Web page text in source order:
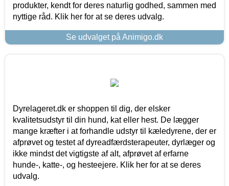
produkter, kendt for deres naturlig godhed, sammen med
nyttige råd. Klik her for at se deres udvalg.
Se udvalget på Animigo.dk
Dyrelageret.dk er shoppen til dig, der elsker
kvalitetsudstyr til din hund, kat eller hest. De lægger
mange kræfter i at forhandle udstyr til kæledyrene, der er
afprøvet og testet af dyreadfærdsterapeuter, dyrlæger og
ikke mindst det vigtigste af alt, afprøvet af erfarne
hunde-, katte-, og hesteejere. Klik her for at se deres
udvalg.